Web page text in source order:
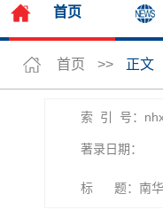
首页
首页 >> 正文
索 引 号：
著录日期：
标 题：南华